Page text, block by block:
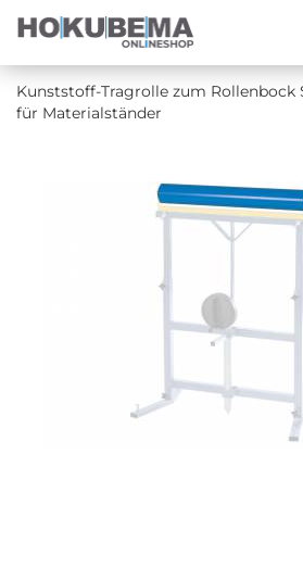
Kunststoff-​Tragrolle zum Rol­len­bock
für Ma­te­ri­al­stän­der